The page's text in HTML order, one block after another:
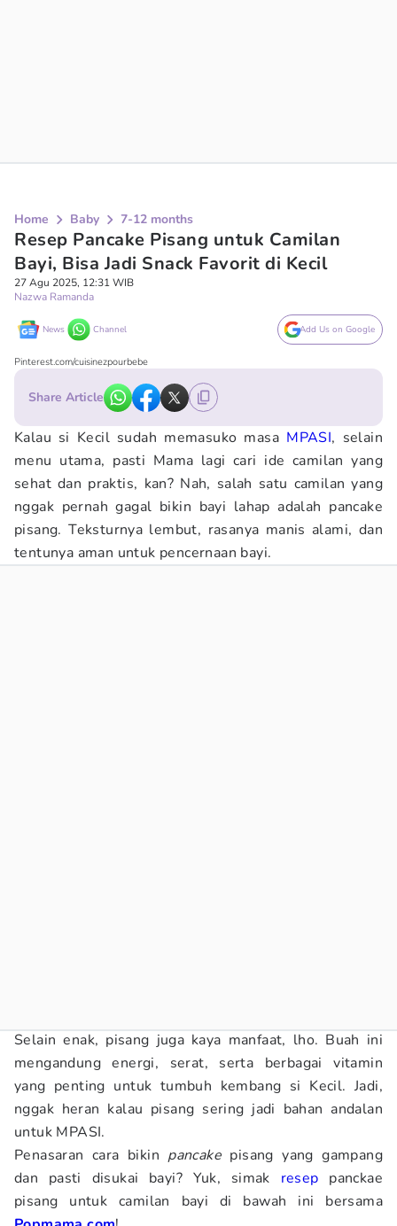
Home Baby 7-12 months
Resep Pancake Pisang untuk Camilan
Bayi, Bisa Jadi Snack Favorit di Kecil
27 Agu 2025, 12:31 WIB
Nazwa Ramanda
News Channel Add Us on Google
Pinterest.com/cuisinezpourbebe
Share Article
Kalau si Kecil sudah memasuko masa MPASI, selain
menu utama, pasti Mama lagi cari ide camilan yang
sehat dan praktis, kan? Nah, salah satu camilan yang
nggak pernah gagal bikin bayi lahap adalah pancake
pisang. Teksturnya lembut, rasanya manis alami, dan
tentunya aman untuk pencernaan bayi.
Selain enak, pisang juga kaya manfaat, lho. Buah ini
mengandung energi, serat, serta berbagai vitamin
yang penting untuk tumbuh kembang si Kecil. Jadi,
nggak heran kalau pisang sering jadi bahan andalan
untuk MPASI.
Penasaran cara bikin pancake pisang yang gampang
dan pasti disukai bayi? Yuk, simak resep panckae
pisang untuk camilan bayi di bawah ini bersama